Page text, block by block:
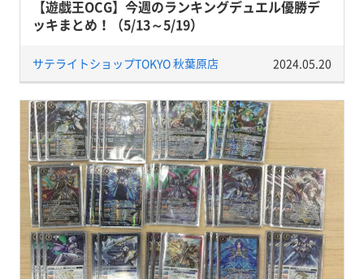
【遊戯王OCG】今週のランキングデュエル優勝デ
ッキまとめ！（5/13～5/19）
サテライトショップTOKYO 秋葉原店 2024.05.20